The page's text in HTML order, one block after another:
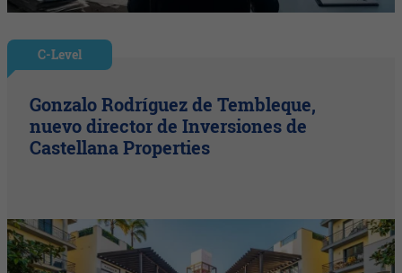
C-Level
Gonzalo Rodríguez de Tembleque,
nuevo director de Inversiones de
Castellana Properties